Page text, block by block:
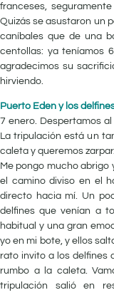
franceses,
Quizás se asustaron un
caníbales que de una
centollas: ya teníamos
agradecimos su
hirviendo.
Puerto Eden y los
7 enero. Despertamos
La tripulación está un
caleta y queremos zarpar.
Me pongo mucho abrigo
el camino diviso en el
directo hacia mí. Un
delfines que venían a
habitual y una gran
yo en mi bote, y ellos
rato invito a los delfines
rumbo a la caleta.
tripulación salió en